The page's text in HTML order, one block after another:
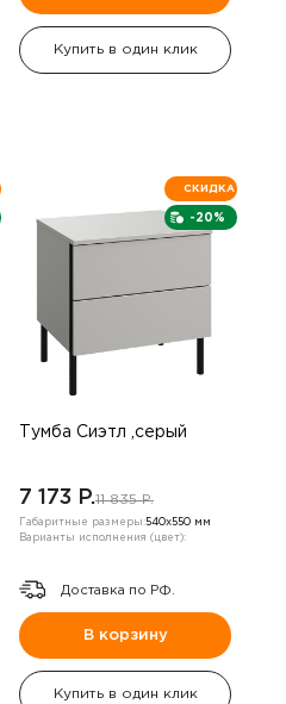
Купить в один клик
-20%
СКИДКА
Тумба Сиэтл ,серый
7 173 P.11 835 P.
Габаритные размеры:540х550 мм
Варианты исполнения (цвет):
Доставка по РФ.
В корзину
Купить в один клик